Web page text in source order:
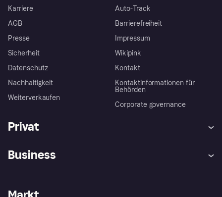
Karriere
AGB
Presse
Sicherheit
Datenschutz
Nachhaltigkeit
Weiterverkaufen
Auto-Track
Barrierefreiheit
Impressum
Wikipink
Kontakt
Kontaktinformationen für
Behörden
Corporate governance
Privat
Klarna App
Business
Händlerportal